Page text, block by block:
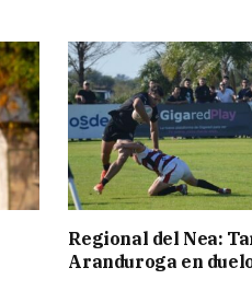
Regional del Nea:
Aranduroga en